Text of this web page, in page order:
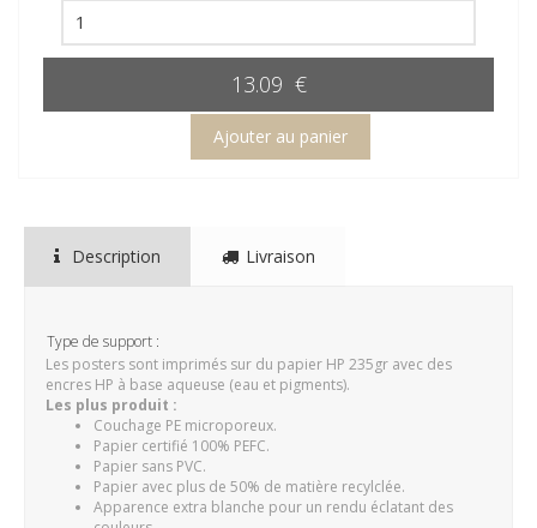
13.09 €
Description Livraison
Type de support :
Les posters sont imprimés sur du papier HP 235gr avec des
encres HP à base aqueuse (eau et pigments).
Les plus produit :
Couchage PE microporeux.
Papier certifié 100% PEFC.
Papier sans PVC.
Papier avec plus de 50% de matière recylclée.
Apparence extra blanche pour un rendu éclatant des